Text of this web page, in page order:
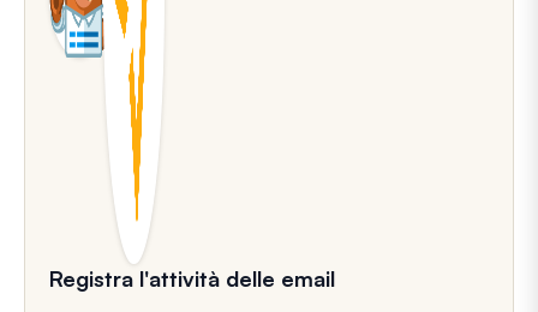
Registra l'attività delle email